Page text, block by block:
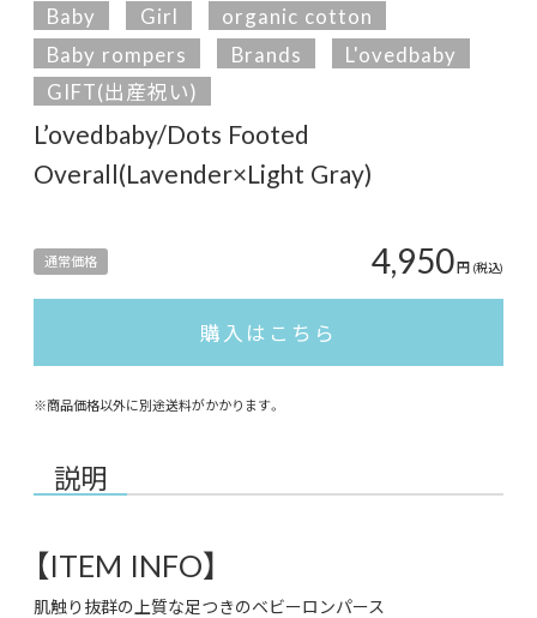
Baby Girl
organic cotton
Baby rompers
Brands
L'ovedbaby
GIFT(出産祝い)
L’ovedbaby/Dots Footed
Overall(Lavender×Light Gray)
通常価格 4,950円 (税込)
購入はこちら
※商品価格以外に別途送料がかかります。
説明
【ITEM INFO】
肌触り抜群の上質な足つきのベビーロンパース